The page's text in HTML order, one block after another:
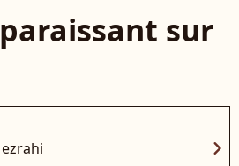
sur
chevron_right